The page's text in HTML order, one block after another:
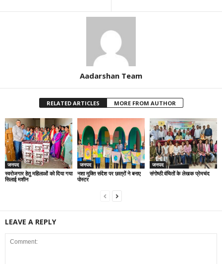
Aadarshan Team
RELATED ARTICLES MORE FROM AUTHOR
जनपद
स्वरोजगार हेतु महिलाओं को दिया गया
सिलाई मशीन
जनपद
नशा मुक्ति संदेश पर छात्रों ने बनाए
पोस्टर
जनपद
संगोष्ठी:वंचितों के लेखक प्रेमचंद
LEAVE A REPLY